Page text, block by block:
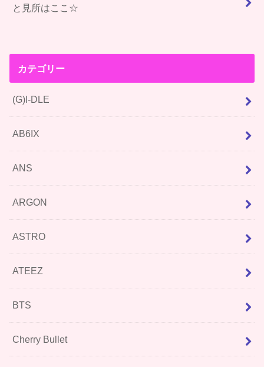
と見所はここ☆
カテゴリー
(G)I-DLE
AB6IX
ANS
ARGON
ASTRO
ATEEZ
BTS
Cherry Bullet